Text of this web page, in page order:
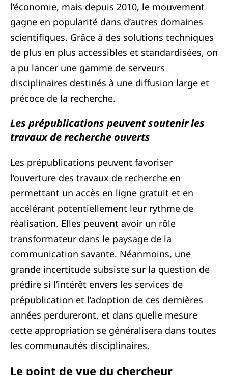
l’économie, mais depuis 2010, le mouvement
gagne en popularité dans d’autres domaines
scientifiques. Grâce à des solutions techniques
de plus en plus accessibles et standardisées, on
a pu lancer une gamme de serveurs
disciplinaires destinés à une diffusion large et
précoce de la recherche.
Les prépublications peuvent soutenir les
travaux de recherche ouverts
Les prépublications peuvent favoriser
l’ouverture des travaux de recherche en
permettant un accès en ligne gratuit et en
accélérant potentiellement leur rythme de
réalisation. Elles peuvent avoir un rôle
transformateur dans le paysage de la
communication savante. Néanmoins, une
grande incertitude subsiste sur la question de
prédire si l’intérêt envers les services de
prépublication et l’adoption de ces dernières
années perdureront, et dans quelle mesure
cette appropriation se généralisera dans toutes
les communautés disciplinaires.
Le point de vue du chercheur